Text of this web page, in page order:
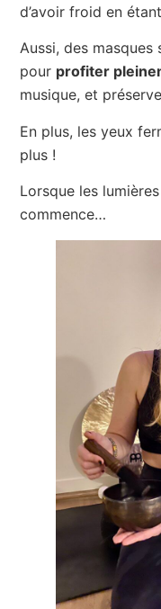
d’avoir froid en
Aussi, des
pour profiter
musique, et
En plus, les yeux
plus !
Lorsque les lumières
commence…